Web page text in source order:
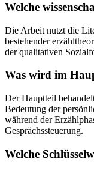
Welche
Die Arbeit nutzt die
bestehender
der qualitativen
Was wird im
Der Hauptteil
Bedeutung der
während der
Gesprächssteuerung.
Welche